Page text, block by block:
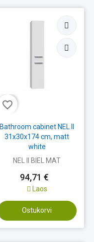
favorite_border
Bathroom cabinet NEL II
31x30x174 cm, matt
white
NEL II BIEL MAT
94,71 €
Laos
Ostukorvi